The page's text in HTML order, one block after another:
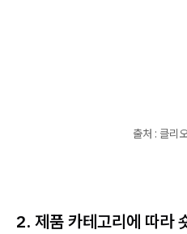
출처 : 클리
2. 제품 카테고리에 따라